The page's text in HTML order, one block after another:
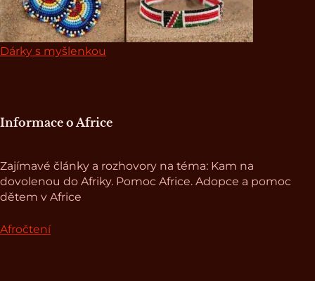
Dárky s myšlenkou
Informace o Africe
Zajímavé články a rozhovory na téma: Kam na
dovolenou do Afriky. Pomoc Africe. Adopce a pomoc
dětem v Africe
Afročtení